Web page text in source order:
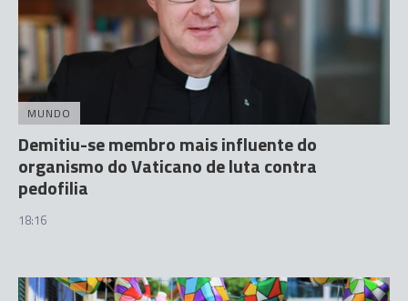
MUNDO
Demitiu-se membro mais influente do
organismo do Vaticano de luta contra
pedofilia
18:16